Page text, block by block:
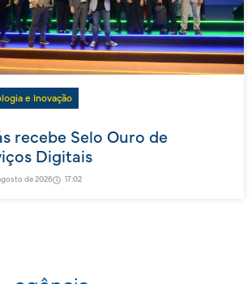
e Inovação
recebe Selo Ouro de
Digitais
de 2026 17:02